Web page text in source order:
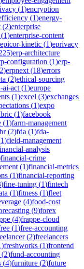
(1)encryption
(1)energy-
(2)enterprise
(1)enterprise-content
epicor-kinetic (1)eprivacy
)erp-architecture
configuration (1)erp-
2)erpnext (18)errors
(2)ethical-sourcing
ai-act (1)europe
(1)excel (3)exchanges
(1)expo
(1)facebook
(1)farm-management
(2)fda (1)fda-
1)field-management
analysis
financial-crime
(1)financial-metrics
(1)financial-reporting
)fine-tuning (1)fintech
(1)fitness (1)fleet
(4)food-cost
(9)forex
(4)frappe-cloud
(1)free-accounting
(2)freelancers
)freshworks (1)frontend
(2)fund-accounting
(4)furniture (2)future